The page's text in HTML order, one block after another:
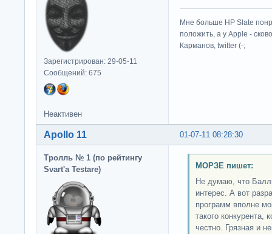
Зарегистрирован: 29-05-11
Сообщений: 675
Мне больше HP Slate
положить, а у Apple -
Карманов, twitter (-;
Неактивен
01-07-11 08:28:30
Apollo 11
Тролль № 1 (по рейтингу
Svart'а Testare)
МОРЗЕ пишет:
Не думаю, что
интерес. А вот
программ вполне
такого конкурента,
честно. Грязная и